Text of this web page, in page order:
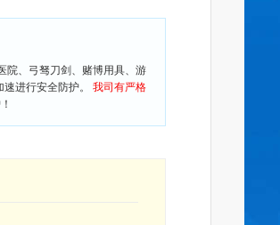
院、弓驽刀剑、赌博用具、游
进行安全防护。 我司有严格